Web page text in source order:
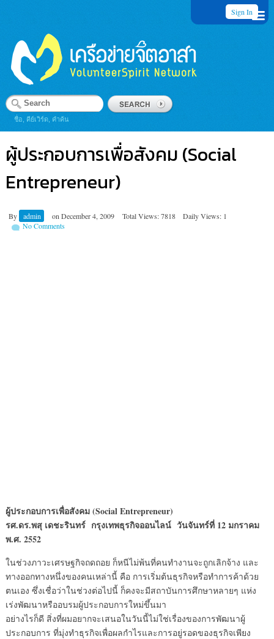
Sign In
ชื่อ, คีย์เวิร์ด, คำค้น
ผู้ประกอบการเพื่อสังคม (Social
Entrepreneur)
By admin on December 4, 2009 Total Views: 7818
Daily Views: 1
No Comments
ผู้ประกอบการเพื่อสังคม (Social Entrepreneur)
รศ.ดร.พสุ เดชะรินทร์ กรุงเทพธุรกิจออนไลน์ วันจันทร์ที่ 12 มกราคม
พ.ศ. 2552
ในช่วงภาวะเศรษฐกิจถดถอย ก็หนีไม่พ้นที่คนทำงานจะถูกเลิกจ้าง และ
ทางออกทางหนึ่งของคนเหล่านี้ คือ การเริ่มต้นธุรกิจหรือทำการค้าด้วย
ตนเอง ซึ่งเชื่อว่าในช่วงต่อไปนี้ ก็คงจะมีสถาบันการศึกษาหลายๆ แห่ง
เร่งพัฒนาหรืออบรมผู้ประกอบการใหม่ขึ้นมา
อย่างไรก็ดี สิ่งที่ผมอยากจะเสนอในวันนี้ไม่ใช่เรื่องของการพัฒนาผู้
ประกอบการ ที่มุ่งทำธุรกิจเพื่อผลกำไรและการอยู่รอดของธุรกิจเพียง